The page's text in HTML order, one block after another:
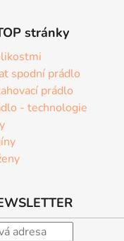
stránky
spodní prádlo
prádlo
- technologie